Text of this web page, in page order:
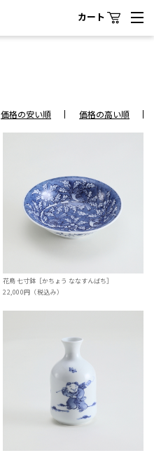
カート
価格の安い順 価格の高い順
花鳥 七寸鉢［かちょう ななすんばち］
22,000円（税込み）